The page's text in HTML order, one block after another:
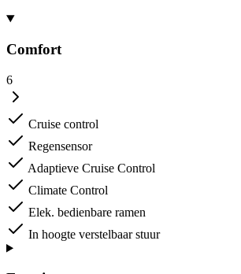
Comfort
6
Cruise control
Regensensor
Adaptieve Cruise Control
Climate Control
Elek. bedienbare ramen
In hoogte verstelbaar stuur